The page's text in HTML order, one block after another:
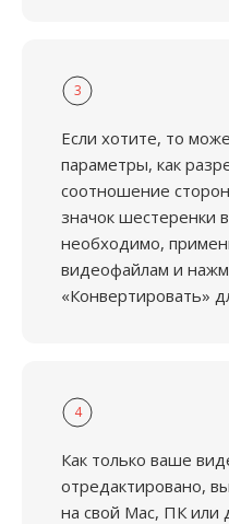
3
Если хотите, то
параметры, как
соотношение
значок шестеренки
необходимо,
видеофайлам и
«Конвертировать»
4
Как только ваше
отредактировано,
на свой Mac, ПК или